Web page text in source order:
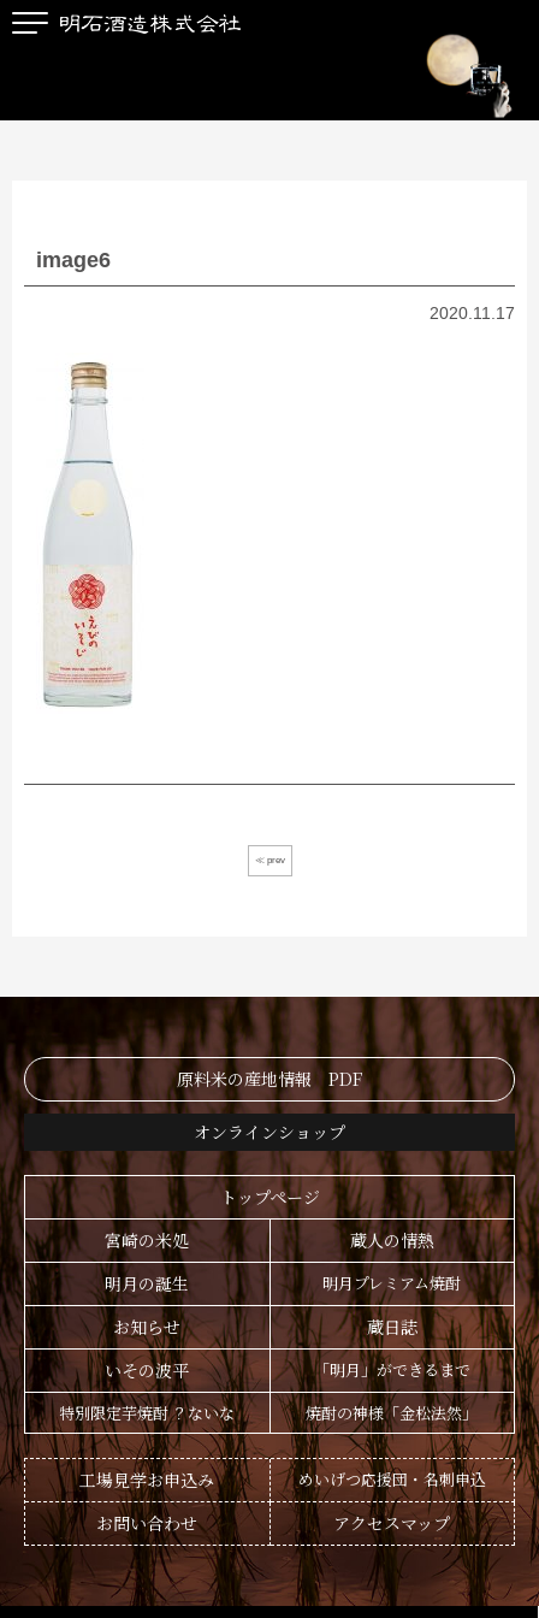
image6
2020.11.17
≪ prev
原料米の産地情報 PDF
オンラインショップ
トップページ
宮崎の米処
蔵人の情熱
明月の誕生
明月プレミアム焼酎
お知らせ
蔵日誌
いその波平
「明月」ができるまで
特別限定芋焼酎 ？ないな
焼酎の神様「金松法然」
工場見学お申込み めいげつ応援団・名刺申込
お問い合わせ アクセスマップ